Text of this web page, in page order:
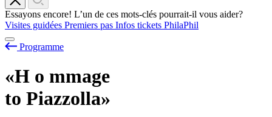
Essayons encore! L’un de ces mots-clés pourrait-il vous aider?
Visites guidées Premiers pas Infos tickets PhilaPhil
Programme
«H o mmage
to Piazzolla»